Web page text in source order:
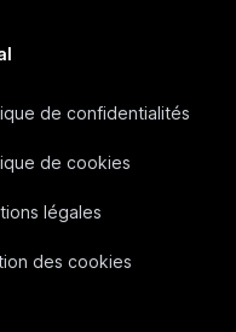
de confidentialités
de cookies
légales
des cookies